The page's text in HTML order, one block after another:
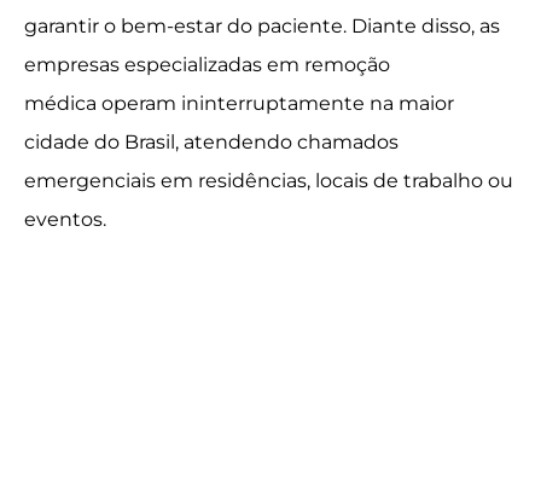
garantir o bem-estar do paciente. Diante disso, as
empresas especializadas em remoção
médica operam ininterruptamente na maior
cidade do Brasil, atendendo chamados
emergenciais em residências, locais de trabalho ou
eventos.